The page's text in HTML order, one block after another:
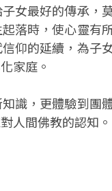
女最好的傳承，
落時，使心靈有
仰的延續，為子
家庭。
識，更體驗到團
人間佛教的認知。